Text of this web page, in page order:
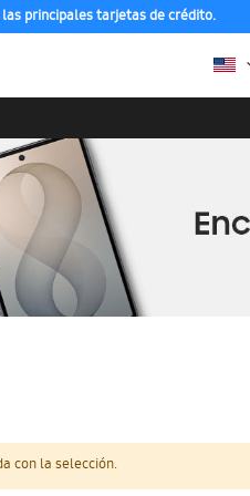
principales tarjetas de crédito.
con la selección.